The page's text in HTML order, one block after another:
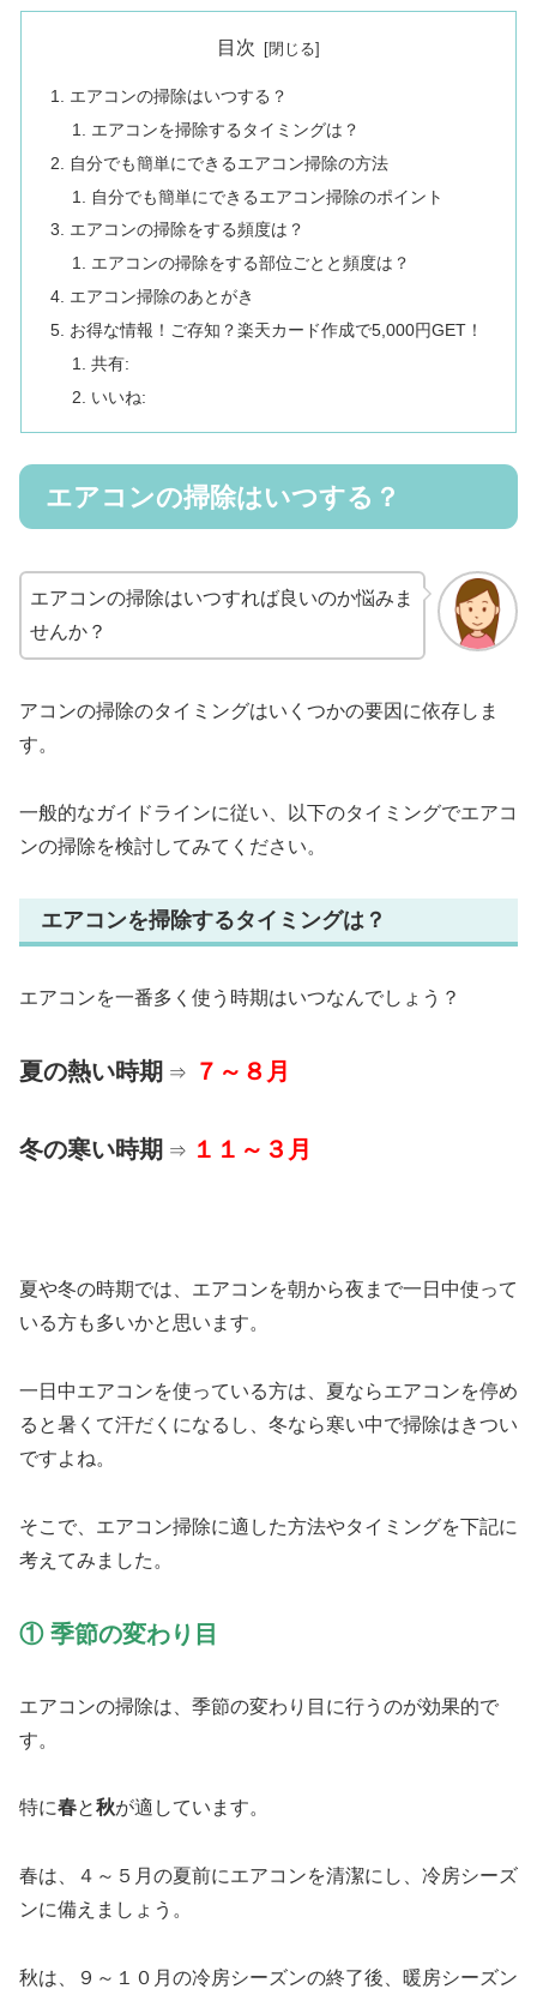
目次
エアコンの掃除はいつする？
エアコンを掃除するタイミングは？
自分でも簡単にできるエアコン掃除の方法
自分でも簡単にできるエアコン掃除のポイント
エアコンの掃除をする頻度は？
エアコンの掃除をする部位ごとと頻度は？
エアコン掃除のあとがき
お得な情報！ご存知？楽天カード作成で5,000円GET！
共有:
いいね:
エアコンの掃除はいつする？
エアコンの掃除はいつすれば良いのか悩みま
せんか？
アコンの掃除のタイミングはいくつかの要因に依存しま
す。
一般的なガイドラインに従い、以下のタイミングでエアコ
ンの掃除を検討してみてください。
エアコンを掃除するタイミングは？
エアコンを一番多く使う時期はいつなんでしょう？
夏の熱い時期 ⇒ ７～８月
冬の寒い時期 ⇒ １１～３月
夏や冬の時期では、エアコンを朝から夜まで一日中使って
いる方も多いかと思います。
一日中エアコンを使っている方は、夏ならエアコンを停め
ると暑くて汗だくになるし、冬なら寒い中で掃除はきつい
ですよね。
そこで、エアコン掃除に適した方法やタイミングを下記に
考えてみました。
① 季節の変わり目
エアコンの掃除は、季節の変わり目に行うのが効果的で
す。
特に春と秋が適しています。
春は、４～５月の夏前にエアコンを清潔にし、冷房シーズ
ンに備えましょう。
秋は、９～１０月の冷房シーズンの終了後、暖房シーズン